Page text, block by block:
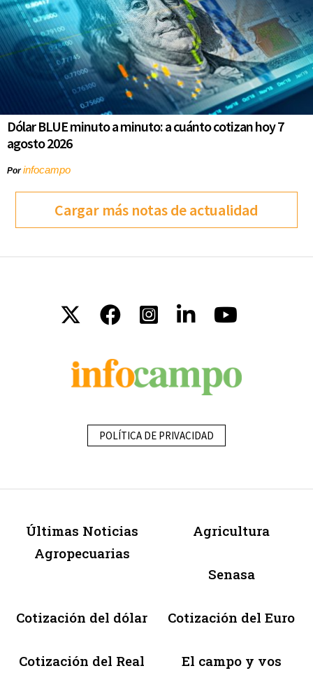
Dólar BLUE minuto a minuto: a cuánto cotizan hoy 7
agosto 2026
Porinfocampo
Cargar más notas de actualidad
POLÍTICA DE PRIVACIDAD
Últimas Noticias
Agropecuarias
Agricultura
Senasa
Cotización del dólar Cotización del Euro
Cotización del Real El campo y vos